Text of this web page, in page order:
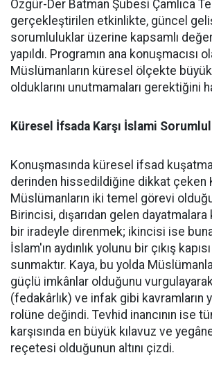
Özgür-Der Batman Şubesi Çamlıca
gerçekleştirilen etkinlikte, güncel
sorumluluklar üzerine kapsamlı
yapıldı. Programın ana konuşmacısı
Müslümanların küresel ölçekte
olduklarını unutmamaları gerektiğini
Küresel İfsada Karşı İslami
Konuşmasında küresel ifsad
derinden hissedildiğine dikkat çeken
Müslümanların iki temel görevi
Birincisi, dışarıdan gelen dayatmalara
bir iradeyle direnmek; ikincisi ise
İslam'ın aydınlık yolunu bir çıkış
sunmaktır. Kaya, bu yolda
güçlü imkânlar olduğunu
(fedakârlık) ve infak gibi kavramların
rolüne değindi. Tevhid inancının ise
karşısında en büyük kılavuz ve
reçetesi olduğunun altını çizdi.